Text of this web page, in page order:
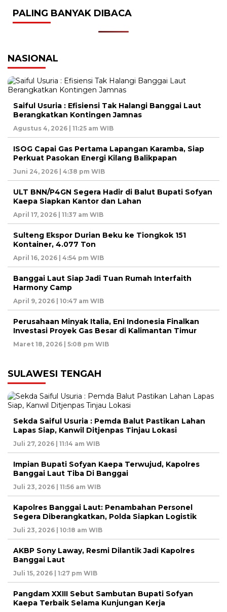
PALING BANYAK DIBACA
NASIONAL
Saiful Usuria : Efisiensi Tak Halangi Banggai Laut
Berangkatkan Kontingen Jamnas
Agustus 4, 2026 | 11:25 am WIB
ISOG Capai Gas Pertama Lapangan Karamba, Siap
Perkuat Pasokan Energi Kilang Balikpapan
Juni 24, 2026 | 4:38 pm WIB
ULT BNN/P4GN Segera Hadir di Balut Bupati Sofyan
Kaepa Siapkan Kantor dan Lahan
April 17, 2026 | 11:37 am WIB
Sulteng Ekspor Durian Beku ke Tiongkok 151
Kontainer, 4.077 Ton
April 16, 2026 | 4:54 pm WIB
Banggai Laut Siap Jadi Tuan Rumah Interfaith
Harmony Camp
April 9, 2026 | 10:47 am WIB
Perusahaan Minyak Italia, Eni Indonesia Finalkan
Investasi Proyek Gas Besar di Kalimantan Timur
Maret 18, 2026 | 5:08 pm WIB
SULAWESI TENGAH
Sekda Saiful Usuria : Pemda Balut Pastikan Lahan
Lapas Siap, Kanwil Ditjenpas Tinjau Lokasi
Juli 27, 2026 | 11:14 am WIB
Impian Bupati Sofyan Kaepa Terwujud, Kapolres
Banggai Laut Tiba Di Banggai
Juli 23, 2026 | 11:56 am WIB
Kapolres Banggai Laut: Penambahan Personel
Segera Diberangkatkan, Polda Siapkan Logistik
Juli 23, 2026 | 10:18 am WIB
AKBP Sony Laway, Resmi Dilantik Jadi Kapolres
Banggai Laut
Juli 15, 2026 | 1:27 pm WIB
Pangdam XXIII Sebut Sambutan Bupati Sofyan
Kaepa Terbaik Selama Kunjungan Kerja